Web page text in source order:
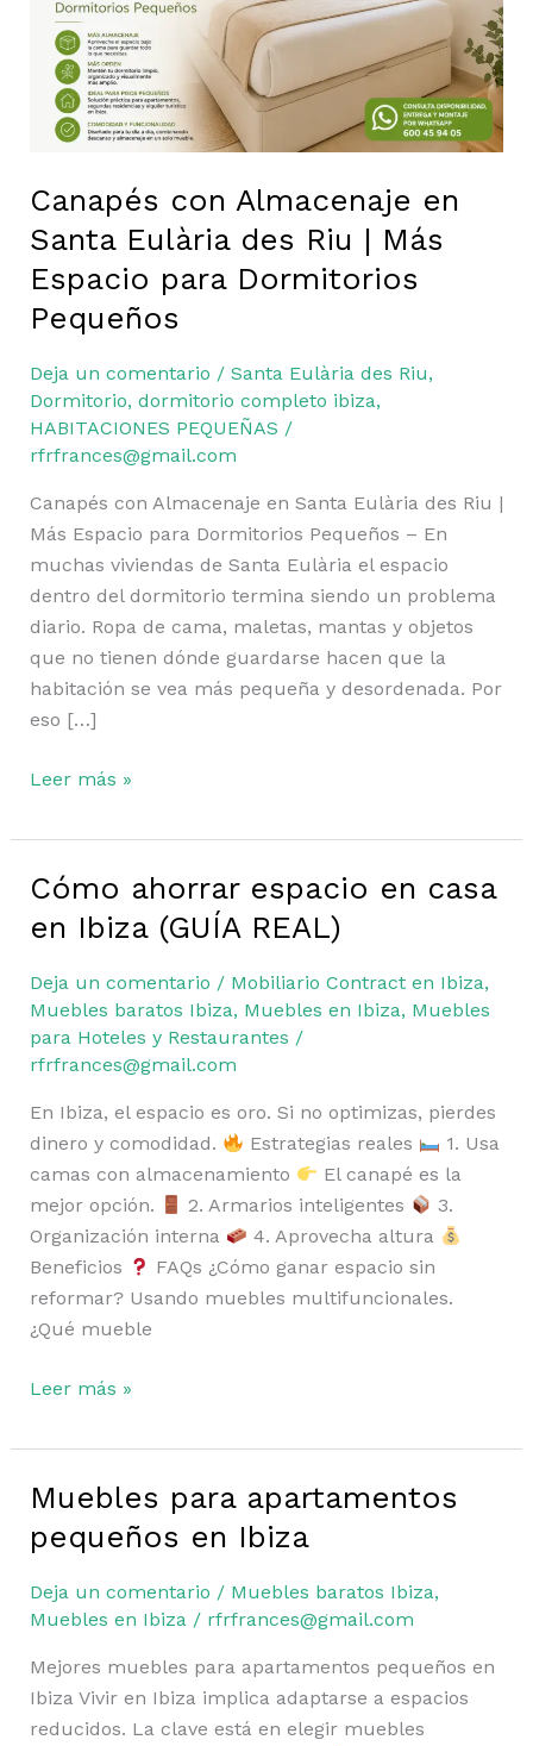
Canapés con Almacenaje en
Santa Eulària des Riu | Más
Espacio para Dormitorios
Pequeños
Deja un comentario / Santa Eulària des Riu,
Dormitorio, dormitorio completo ibiza,
HABITACIONES PEQUEÑAS /
rfrfrances@gmail.com
Canapés con Almacenaje en Santa Eulària des Riu |
Más Espacio para Dormitorios Pequeños – En
muchas viviendas de Santa Eulària el espacio
dentro del dormitorio termina siendo un problema
diario. Ropa de cama, maletas, mantas y objetos
que no tienen dónde guardarse hacen que la
habitación se vea más pequeña y desordenada. Por
eso […]
des
Riu
Más
para
Dormitorios
Pequeños
Leer más »
Cómo ahorrar espacio en casa
en Ibiza (GUÍA REAL)
Deja un comentario / Mobiliario Contract en Ibiza,
Muebles baratos Ibiza, Muebles en Ibiza, Muebles
para Hoteles y Restaurantes /
rfrfrances@gmail.com
En Ibiza, el espacio es oro. Si no optimizas, pierdes
dinero y comodidad.
Estrategias reales
1. Usa
camas con almacenamiento
El canapé es la
mejor opción.
2. Armarios inteligentes
3.
Organización interna
4. Aprovecha altura
Beneficios
FAQs ¿Cómo ganar espacio sin
reformar? Usando muebles multifuncionales.
¿Qué mueble
Cómo
ahorrar
espacio
en
casa
en
Ibiza
Leer más »
Muebles para apartamentos
pequeños en Ibiza
Deja un comentario / Muebles baratos Ibiza,
Muebles en Ibiza/ rfrfrances@gmail.com
Mejores muebles para apartamentos pequeños en
Ibiza Vivir en Ibiza implica adaptarse a espacios
reducidos. La clave está en elegir muebles
Muebles
apartamentos
pequeños
en